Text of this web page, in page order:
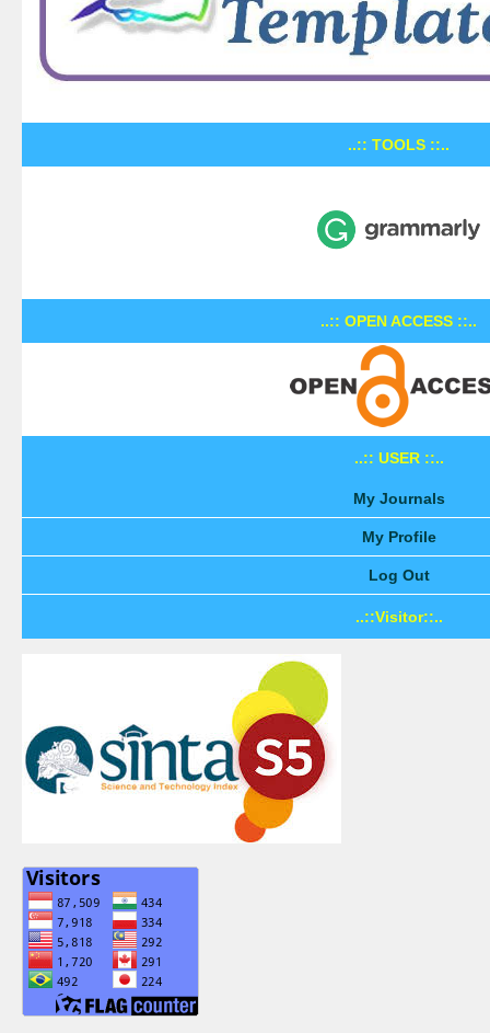
..:: TOOLS ::..
..:: OPEN ACCESS ::..
..:: USER ::..
My Journals
My Profile
Log Out
..::Visitor::..